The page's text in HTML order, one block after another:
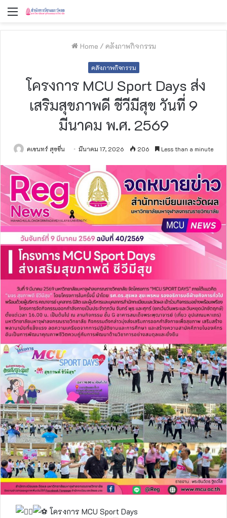
Menu
Home / คลังภาพกิจกรรม
คลังภาพกิจกรรม
โครงการ MCU Sport Days ส่ง
เสริมสุขภาพดี ชีวีมีสุข วันที่ 9
มีนาคม พ.ศ. 2569
คเชนทร์ สุขชื่น มีนาคม 17, 2026 206 Less than a minute
โครงการ MCU Sport Days